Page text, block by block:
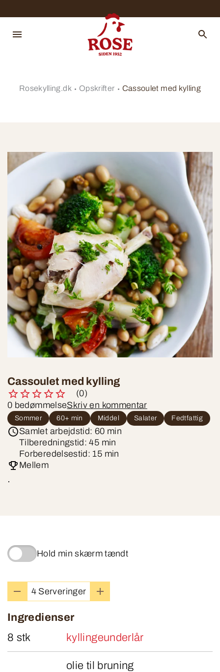
Rosekylling.dk Opskrifter Cassoulet med kylling
Cassoulet med kylling
(0)
0 bedømmelseSkriv en kommentar
Sommer 60+ min Middel Salater Fedtfattig
Samlet arbejdstid: 60 min
Tilberedningstid: 45 min
Forberedelsestid: 15 min
Mellem
.
Hold min skærm tændt
4 Serveringer
Ingredienser
8 stk
kyllingeunderlår
olie til bruning